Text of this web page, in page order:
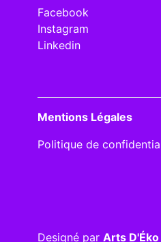
Facebook
Instagram
Linkedin
Mentions Légales
Politique de
Designé par Arts D'Éko